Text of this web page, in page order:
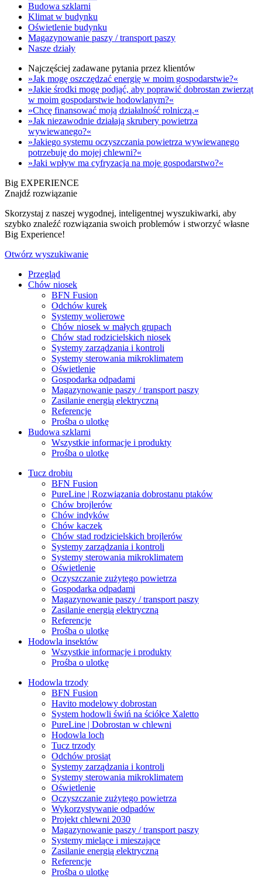
Budowa szklarni
Klimat w budynku
Oświetlenie budynku
Magazynowanie paszy / transport paszy
Nasze działy
Najczęściej zadawane pytania przez klientów
»Jak mogę oszczędzać energię w moim gospodarstwie?«
»Jakie środki mogę podjąć, aby poprawić dobrostan zwierząt
w moim gospodarstwie hodowlanym?«
»Chcę finansować moją działalność rolniczą.«
»Jak niezawodnie działają skrubery powietrza
wywiewanego?«
»Jakiego systemu oczyszczania powietrza wywiewanego
potrzebuję do mojej chlewni?«
»Jaki wpływ ma cyfryzacja na moje gospodarstwo?«
Big EXPERIENCE
Znajdź rozwiązanie
Skorzystaj z naszej wygodnej, inteligentnej wyszukiwarki, aby
szybko znaleźć rozwiązania swoich problemów i stworzyć własne
Big Experience!
Otwórz wyszukiwanie
Przegląd
Chów niosek
BFN Fusion
Odchów kurek
Systemy wolierowe
Chów niosek w małych grupach
Chów stad rodzicielskich niosek
Systemy zarządzania i kontroli
Systemy sterowania mikroklimatem
Oświetlenie
Gospodarka odpadami
Magazynowanie paszy / transport paszy
Zasilanie energią elektryczną
Referencje
Prośba o ulotkę
Budowa szklarni
Wszystkie informacje i produkty
Prośba o ulotkę
Tucz drobiu
BFN Fusion
PureLine | Rozwiązania dobrostanu ptaków
Chów brojlerów
Chów indyków
Chów kaczek
Chów stad rodzicielskich brojlerów
Systemy zarządzania i kontroli
Systemy sterowania mikroklimatem
Oświetlenie
Oczyszczanie zużytego powietrza
Gospodarka odpadami
Magazynowanie paszy / transport paszy
Zasilanie energią elektryczną
Referencje
Prośba o ulotkę
Hodowla insektów
Wszystkie informacje i produkty
Prośba o ulotkę
Hodowla trzody
BFN Fusion
Havito modelowy dobrostan
System hodowli świń na ściółce Xaletto
PureLine | Dobrostan w chlewni
Hodowla loch
Tucz trzody
Odchów prosiąt
Systemy zarządzania i kontroli
Systemy sterowania mikroklimatem
Oświetlenie
Oczyszczanie zużytego powietrza
Wykorzystywanie odpadów
Projekt chlewni 2030
Magazynowanie paszy / transport paszy
Systemy mielące i mieszające
Zasilanie energią elektryczną
Referencje
Prośba o ulotkę